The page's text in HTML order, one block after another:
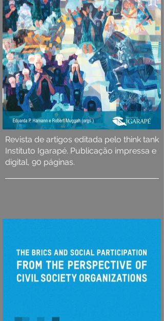
Revista de artigos editada pelo think tank
Instituto Igarapé. Publicação impressa e
digital, 90 páginas.